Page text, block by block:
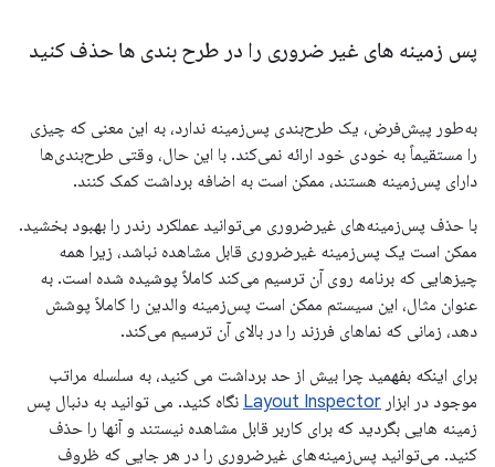
پس زمینه های غیر ضروری را در طرح بندی ها حذف کنید
به‌طور پیش‌فرض، یک طرح‌بندی پس‌زمینه ندارد، به این معنی که چیزی
را مستقیماً به خودی خود ارائه نمی‌کند. با این حال، وقتی طرح‌بندی‌ها
دارای پس‌زمینه هستند، ممکن است به اضافه برداشت کمک کنند.
با حذف پس‌زمینه‌های غیرضروری می‌توانید عملکرد رندر را بهبود بخشید.
ممکن است یک پس‌زمینه غیرضروری قابل مشاهده نباشد، زیرا همه
چیزهایی که برنامه روی آن ترسیم می‌کند کاملاً پوشیده شده است. به
عنوان مثال، این سیستم ممکن است پس‌زمینه والدین را کاملاً پوشش
دهد، زمانی که نماهای فرزند را در بالای آن ترسیم می‌کند.
برای اینکه بفهمید چرا بیش از حد برداشت می کنید، به سلسله مراتب
موجود در ابزار Layout Inspector نگاه کنید. می توانید به دنبال پس
زمینه هایی بگردید که برای کاربر قابل مشاهده نیستند و آنها را حذف
کنید. می‌توانید پس‌زمینه‌های غیرضروری را در هر جایی که ظروف